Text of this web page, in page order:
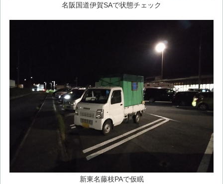
名阪国道伊賀SAで状態チェック
新東名藤枝PAで仮眠